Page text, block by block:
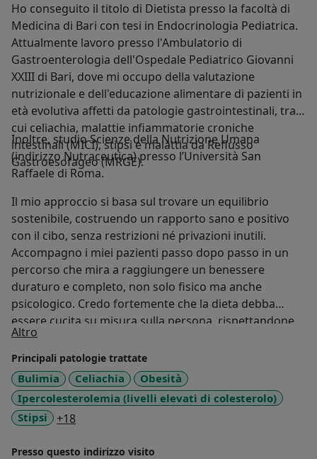
Ho conseguito il titolo di Dietista presso la facoltà di
Medicina di Bari con tesi in Endocrinologia Pediatrica.
Attualmente lavoro presso l'Ambulatorio di
Gastroenterologia dell'Ospedale Pediatrico Giovanni
XXIII di Bari, dove mi occupo della valutazione
nutrizionale e dell'educazione alimentare di pazienti in
età evolutiva affetti da patologie gastrointestinali, tra
cui celiachia, malattie infiammatorie croniche
intestinali (MICI), stipsi e malattia da Reflusso
Gastroesofageo (MRGE).
Inoltre, studio Scienze della Nutrizione Umana
(indirizzo Nutraceutica) presso l’Università San
Raffaele di Roma.
Il mio approccio si basa sul trovare un equilibrio
sostenibile, costruendo un rapporto sano e positivo
con il cibo, senza restrizioni né privazioni inutili.
Accompagno i miei pazienti passo dopo passo in un
percorso che mira a raggiungere un benessere
duraturo e completo, non solo fisico ma anche
psicologico. Credo fortemente che la dieta debba
essere cucita su misura sulla persona, rispettandone
abitudini di vita, gusti ed esigenze specifiche.
Attraverso un approccio scientifico, personalizzato e
umano, il mio obiettivo è quello di aiutare ogni
paziente a riscoprire il piacere di “mangiar sano” senza
sentirsi costantemente a dieta.
Altro
Principali patologie trattate
Bulimia Celiachia
Obesità
Ipercolesterolemia (livelli elevati di colesterolo)
Stipsi
+18a11y_sr_more_diseases
Presso questo indirizzo visito